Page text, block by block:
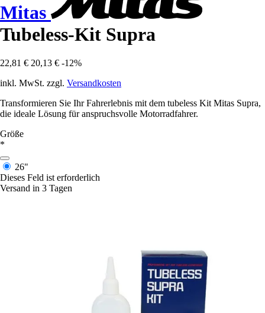
Mitas
Tubeless-Kit Supra
22,81 € 20,13 € -12%
inkl. MwSt. zzgl. Versandkosten
Transformieren Sie Ihr Fahrerlebnis mit dem tubeless Kit Mitas Supra,
die ideale Lösung für anspruchsvolle Motorradfahrer.
Größe
*
26"
Dieses Feld ist erforderlich
Versand in 3 Tagen